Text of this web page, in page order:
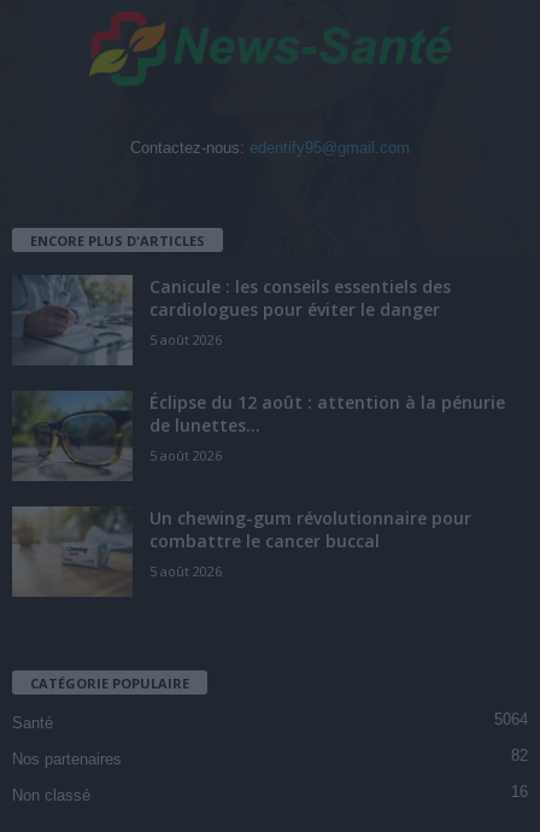
Contactez-nous: edentify95@gmail.com
ENCORE PLUS D'ARTICLES
Canicule : les conseils essentiels des
cardiologues pour éviter le danger
5 août 2026
Éclipse du 12 août : attention à la pénurie
de lunettes...
5 août 2026
Un chewing-gum révolutionnaire pour
combattre le cancer buccal
5 août 2026
CATÉGORIE POPULAIRE
Santé 5064
Nos partenaires 82
Non classé 16